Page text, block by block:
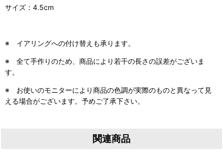
サイズ：4.5cm
※ イアリングへの付け替えも承ります。
※ 全て手作りのため、商品により若干の長さの誤差がございま
す。
※ お使いのモニターにより商品の色調が実際のものと異なって見
える場合がございます。予めご了承下さい。
関連商品